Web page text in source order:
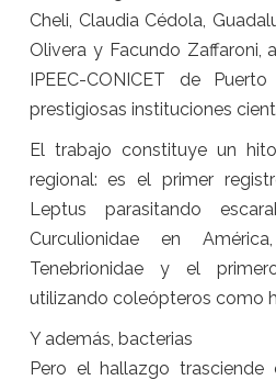
Cheli, Claudia Cédola,
Olivera y Facundo Zaffaroni,
IPEEC-CONICET de
prestigiosas instituciones
El trabajo constituye un
regional: es el primer
Leptus parasitando
Curculionidae en
Tenebrionidae y el
utilizando coleópteros como
Y además, bacterias
Pero el hallazgo trasciende